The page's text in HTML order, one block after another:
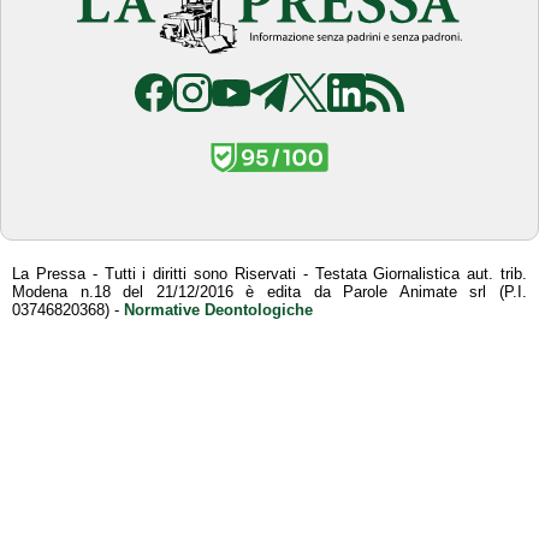
La Pressa - Tutti i diritti sono Riservati - Testata Giornalistica aut. trib.
Modena n.18 del 21/12/2016 è edita da Parole Animate srl (P.I.
03746820368) - Normative Deontologiche